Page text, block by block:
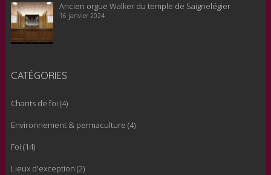
Le nouvel orgue pour le temple de Saignelégier est en
cours de remontage, 20 novembre 2023
CATÉGORIES
Chants de foi (4)
Environnement & permaculture (4)
Foi (14)
Lieux d'exception (2)